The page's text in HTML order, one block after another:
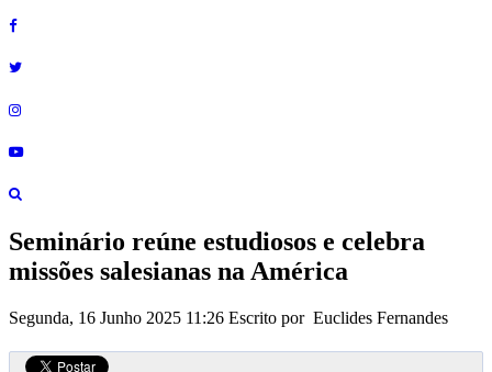
Seminário reúne estudiosos e celebra
missões salesianas na América
Segunda, 16 Junho 2025 11:26 Escrito por Euclides Fernandes